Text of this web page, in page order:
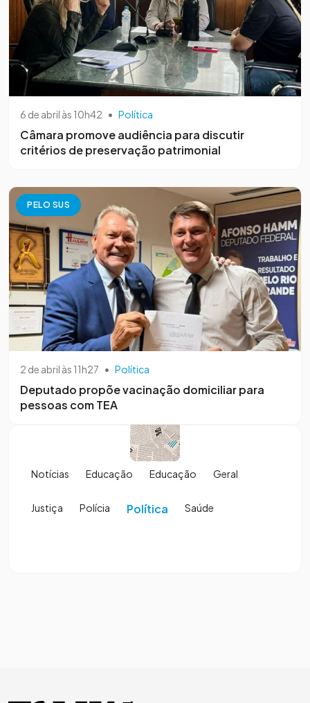
6 de abril às 10h42 • Política
Câmara promove audiência para discutir
critérios de preservação patrimonial
PELO SUS
2 de abril às 11h27 • Política
Deputado propõe vacinação domiciliar para
pessoas com TEA
Notícias Educação Educação Geral
Justiça Polícia Política Saúde